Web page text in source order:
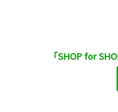
「SHOP for